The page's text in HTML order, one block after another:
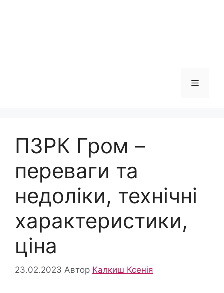
Меню
ПЗРК Гром –
переваги та
недоліки, технічні
характеристики,
ціна
23.02.2023 Автор Калкиш Ксенія